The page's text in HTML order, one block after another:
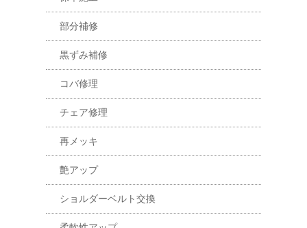
部分補修
黒ずみ補修
コバ修理
チェア修理
再メッキ
艶アップ
ショルダーベルト交換